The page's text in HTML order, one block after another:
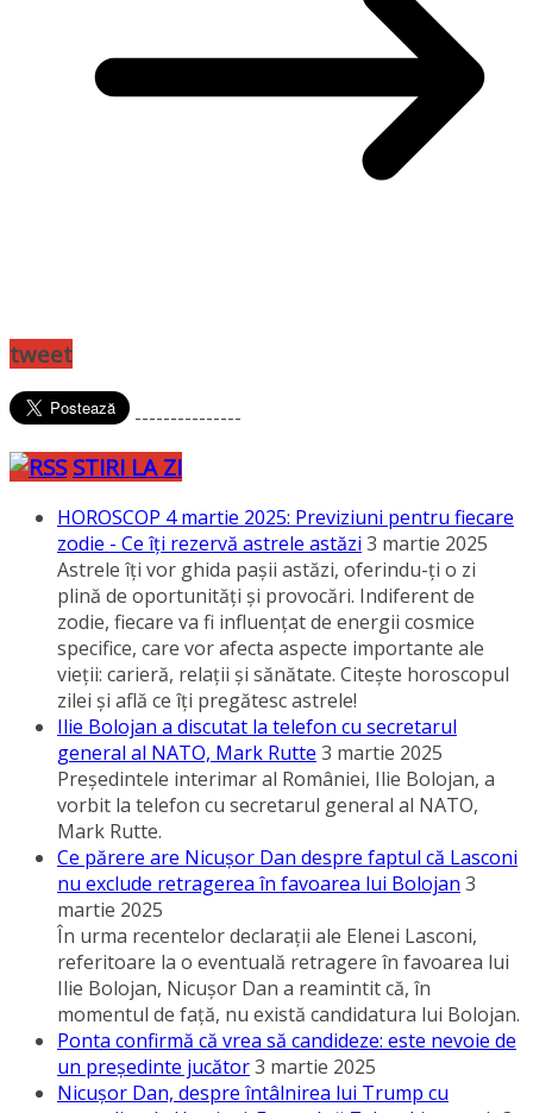
tweet
---------------
STIRI LA ZI
HOROSCOP 4 martie 2025: Previziuni pentru fiecare
zodie - Ce îţi rezervă astrele astăzi 3 martie 2025
Astrele îţi vor ghida paşii astăzi, oferindu-ţi o zi
plină de oportunităţi şi provocări. Indiferent de
zodie, fiecare va fi influenţat de energii cosmice
specifice, care vor afecta aspecte importante ale
vieţii: carieră, relaţii şi sănătate. Citeşte horoscopul
zilei şi află ce îţi pregătesc astrele!
Ilie Bolojan a discutat la telefon cu secretarul
general al NATO, Mark Rutte 3 martie 2025
Preşedintele interimar al României, Ilie Bolojan, a
vorbit la telefon cu secretarul general al NATO,
Mark Rutte.
Ce părere are Nicuşor Dan despre faptul că Lasconi
nu exclude retragerea în favoarea lui Bolojan 3
martie 2025
În urma recentelor declaraţii ale Elenei Lasconi,
referitoare la o eventuală retragere în favoarea lui
Ilie Bolojan, Nicuşor Dan a reamintit că, în
momentul de faţă, nu există candidatura lui Bolojan.
Ponta confirmă că vrea să candideze: este nevoie de
un preşedinte jucător3 martie 2025
Nicuşor Dan, despre întâlnirea lui Trump cu